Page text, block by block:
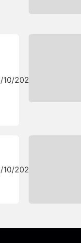
10/2025
10/2025